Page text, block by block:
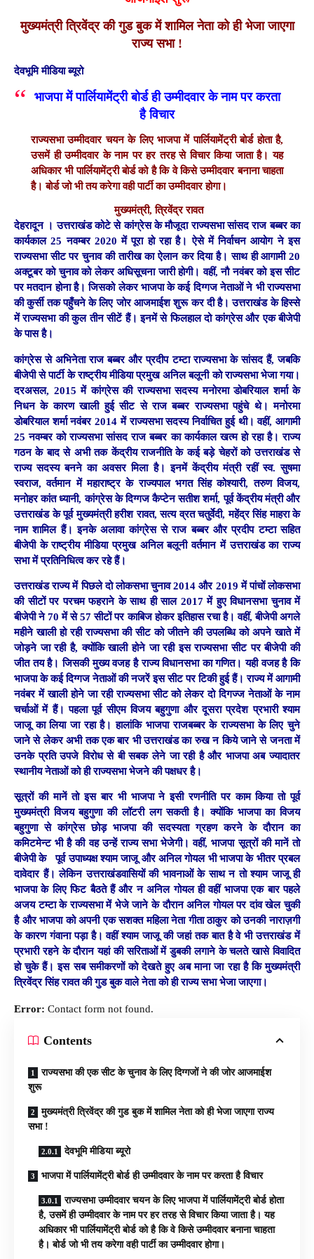
मुख्यमंत्री त्रिवेंद्र की गुड बुक में शामिल नेता को ही भेजा जाएगा
राज्य सभा !
देवभूमि मीडिया ब्यूरो
भाजपा में पार्लियामेंट्री बोर्ड ही उम्मीदवार के नाम पर करता
है विचार
राज्यसभा उम्मीदवार चयन के लिए भाजपा में पार्लियामेंट्री बोर्ड होता है,
उसमें ही उम्मीदवार के नाम पर हर तरह से विचार किया जाता है। यह
अधिकार भी पार्लियामेंट्री बोर्ड को है कि वे किसे उम्मीदवार बनाना चाहता
है। बोर्ड जो भी तय करेगा वही पार्टी का उम्मीदवार होगा।
मुख्यमंत्री, त्रिवेंद्र रावत
देहरादून । उत्तराखंड कोटे से कांग्रेस के मौजूदा राज्यसभा सांसद राज बब्बर का
कार्यकाल 25 नवम्बर 2020 में पूरा हो रहा है। ऐसे में निर्वाचन आयोग ने इस
राज्यसभा सीट पर चुनाव की तारीख का ऐलान कर दिया है। साथ ही आगामी 20
अक्टूबर को चुनाव को लेकर अधिसूचना जारी होगी। वहीं, नौ नवंबर को इस सीट
पर मतदान होना है। जिसको लेकर भाजपा के कई दिग्गज नेताओं ने भी राज्यसभा
की कुर्सी तक पहुँचने के लिए जोर आजमाईश शुरू कर दी है। उत्तराखंड के हिस्से
में राज्यसभा की कुल तीन सीटें हैं। इनमें से फिलहाल दो कांग्रेस और एक बीजेपी
के पास है।
कांग्रेस से अभिनेता राज बब्बर और प्रदीप टम्टा राज्यसभा के सांसद हैं, जबकि
बीजेपी से पार्टी के राष्ट्रीय मीडिया प्रमुख अनिल बलूनी को राज्यसभा भेजा गया।
दरअसल, 2015 में कांग्रेस की राज्यसभा सदस्य मनोरमा डोबरियाल शर्मा के
निधन के कारण खाली हुई सीट से राज बब्बर राज्यसभा पहुंचे थे। मनोरमा
डोबरियाल शर्मा नवंबर 2014 में राज्यसभा सदस्य निर्वाचित हुई थी। वहीं, आगामी
25 नवम्बर को राज्यसभा सांसद राज बब्बर का कार्यकाल खत्म हो रहा है। राज्य
गठन के बाद से अभी तक केंद्रीय राजनीति के कई बड़े चेहरों को उत्तराखंड से
राज्य सदस्य बनने का अवसर मिला है। इनमें केंद्रीय मंत्री रहीं स्व. सुषमा
स्वराज, वर्तमान में महाराष्ट्र के राज्यपाल भगत सिंह कोश्यारी, तरुण विजय,
मनोहर कांत ध्यानी, कांग्रेस के दिग्गज कैप्टेन सतीश शर्मा, पूर्व केंद्रीय मंत्री और
उत्तराखंड के पूर्व मुख्यमंत्री हरीश रावत, सत्य व्रत चतुर्वेदी, महेंद्र सिंह माहरा के
नाम शामिल हैं। इनके अलावा कांग्रेस से राज बब्बर और प्रदीप टम्टा सहित
बीजेपी के राष्ट्रीय मीडिया प्रमुख अनिल बलूनी वर्तमान में उत्तराखंड का राज्य
सभा में प्रतिनिधित्व कर रहे हैं।
उत्तराखंड राज्य में पिछले दो लोकसभा चुनाव 2014 और 2019 में पांचों लोकसभा
की सीटों पर परचम फहराने के साथ ही साल 2017 में हुए विधानसभा चुनाव में
बीजेपी ने 70 में से 57 सीटों पर काबिज होकर इतिहास रचा है। वहीं, बीजेपी अगले
महीने खाली हो रही राज्यसभा की सीट को जीतने की उपलब्धि को अपने खाते में
जोड़ने जा रही है, क्योंकि खाली होने जा रही इस राज्यसभा सीट पर बीजेपी की
जीत तय है। जिसकी मुख्य वजह है राज्य विधानसभा का गणित। यही वजह है कि
भाजपा के कई दिग्गज नेताओं की नजरें इस सीट पर टिकी हुई हैं। राज्य में आगामी
नवंबर में खाली होने जा रही राज्यसभा सीट को लेकर दो दिगज्ज नेताओं के नाम
चर्चाओं में हैं। पहला पूर्व सीएम विजय बहुगुणा और दूसरा प्रदेश प्रभारी श्याम
जाजू का लिया जा रहा है। हालांकि भाजपा राजबब्बर के राज्यसभा के लिए चुने
जाने से लेकर अभी तक एक बार भी उत्तराखंड का रुख न किये जाने से जनता में
उनके प्रति उपजे विरोध से बी सबक लेने जा रही है और भाजपा अब ज्यादातर
स्थानीय नेताओं को ही राज्यसभा भेजने की पक्षधर है।
सूत्रों की मानें तो इस बार भी भाजपा ने इसी रणनीति पर काम किया तो पूर्व
मुख्यमंत्री विजय बहुगुणा की लॉटरी लग सकती है। क्योंकि भाजपा का विजय
बहुगुणा से कांग्रेस छोड़ भाजपा की सदस्यता ग्रहण करने के दौरान का
कमिटमेन्ट भी है की वह उन्हें राज्य सभा भेजेगी। वहीं, भाजपा सूत्रों की मानें तो
बीजेपी के पूर्व उपाध्यक्ष श्याम जाजू और अनिल गोयल भी भाजपा के भीतर प्रबल
दावेदार हैं। लेकिन उत्तराखंडवासियों की भावनाओं के साथ न तो श्याम जाजू ही
भाजपा के लिए फिट बैठते हैं और न अनिल गोयल ही वहीं भाजपा एक बार पहले
अजय टम्टा के राज्यसभा में भेजे जाने के दौरान अनिल गोयल पर दांव खेल चुकी
है और भाजपा को अपनी एक सशक्त महिला नेता गीता ठाकुर को उनकी नाराज़गी
के कारण गंवाना पड़ा है। वहीं श्याम जाजू की जहां तक बात है वे भी उत्तराखंड में
प्रभारी रहने के दौरान यहां की सरिताओं में डुबकी लगाने के चलते खासे विवादित
हो चुके हैं। इस सब समीकरणों को देखते हुए अब माना जा रहा है कि मुख्यमंत्री
त्रिवेंद्र सिंह रावत की गुड बुक वाले नेता को ही राज्य सभा भेजा जाएगा।
Error: Contact form not found.
Contents
राज्यसभा की एक सीट के चुनाव के लिए दिग्गजों ने की जोर आजमाईश
शुरू
मुख्यमंत्री त्रिवेंद्र की गुड बुक में शामिल नेता को ही भेजा जाएगा राज्य
सभा !
देवभूमि मीडिया ब्यूरो
भाजपा में पार्लियामेंट्री बोर्ड ही उम्मीदवार के नाम पर करता है विचार
राज्यसभा उम्मीदवार चयन के लिए भाजपा में पार्लियामेंट्री बोर्ड होता
है, उसमें ही उम्मीदवार के नाम पर हर तरह से विचार किया जाता है। यह
अधिकार भी पार्लियामेंट्री बोर्ड को है कि वे किसे उम्मीदवार बनाना चाहता
है। बोर्ड जो भी तय करेगा वही पार्टी का उम्मीदवार होगा।